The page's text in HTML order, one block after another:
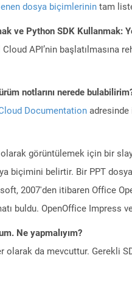
dosya biçimlerinin tam
ve Python SDK Kullanmak:
API’nin başlatılmasına
notlarını nerede
Documentation adresinde
görüntülemek için bir
biçimini belirtir. Bir PPT
2007'den itibaren Office
buldu. OpenOffice Impress
Ne yapmalıyım?
da mevcuttur. Gerekli